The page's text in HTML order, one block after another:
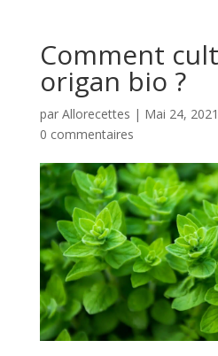
Comment
origan bio ?
par Allorecettes | Mai 24, 2021
0 commentaires